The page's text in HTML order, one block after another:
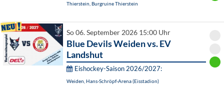
Thierstein, Burgruine Thierstein
So 06. September 2026 15:00 Uhr
Blue Devils Weiden vs. EV
Landshut
Eishockey-Saison 2026/2027:
Weiden, Hans-Schröpf-Arena (Eisstadion)